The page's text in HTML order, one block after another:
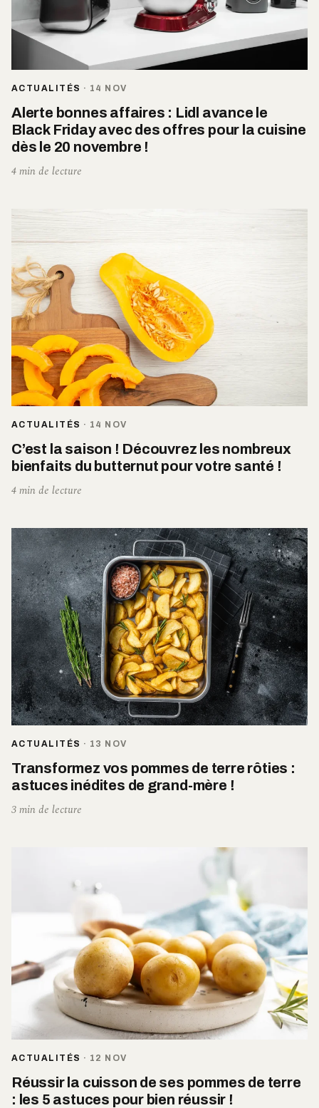
ACTUALITÉS · 14 NOV
Alerte bonnes affaires : Lidl avance le
Black Friday avec des offres pour la cuisine
dès le 20 novembre !
4 min de lecture
ACTUALITÉS · 14 NOV
C’est la saison ! Découvrez les nombreux
bienfaits du butternut pour votre santé !
4 min de lecture
ACTUALITÉS · 13 NOV
Transformez vos pommes de terre rôties :
astuces inédites de grand-mère !
3 min de lecture
ACTUALITÉS · 12 NOV
Réussir la cuisson de ses pommes de terre
: les 5 astuces pour bien réussir !